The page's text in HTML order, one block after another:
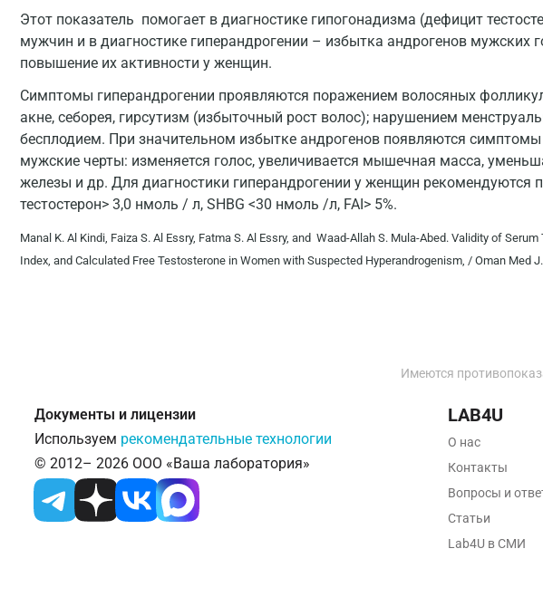
Этот показатель помогает в диагностике гипогонадизма (дефицит
мужчин и в диагностике гиперандрогении – избытка андрогенов мужских
повышение их активности у женщин.
Симптомы гиперандрогении проявляются поражением волосяных
акне, себорея, гирсутизм (избыточный рост волос); нарушением
бесплодием. При значительном избытке андрогенов появляются симптомы
мужские черты: изменяется голос, увеличивается мышечная масса,
железы и др. Для диагностики гиперандрогении у женщин рекомендуются
тестостерон> 3,0 нмоль / л, SHBG <30 нмоль /л, FAI> 5%.
Manal K. Al Kindi, Faiza S. Al Essry, Fatma S. Al Essry, and Waad-Allah S. Mula-Abed. Validity of
Index, and Calculated Free Testosterone in Women with Suspected Hyperandrogenism, / Oman Med
Балашиха
Брянск
Великий
Видное
Волгоград
Геленджик
Голубое
Дзержинск
Имеются
Документы и лицензии
Используем рекомендательные технологии
© 2012– 2026 ООО «Ваша лаборатория»
LAB4U
О нас
Контакты
Вопросы и
Статьи
Lab4U в СМИ